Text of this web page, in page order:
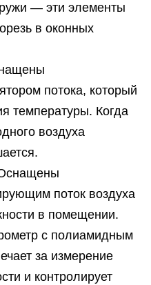
— эти элементы
в оконных
потока, который
температуры. Когда
воздуха
поток воздуха
в помещении.
с полиамидным
за измерение
и контролирует